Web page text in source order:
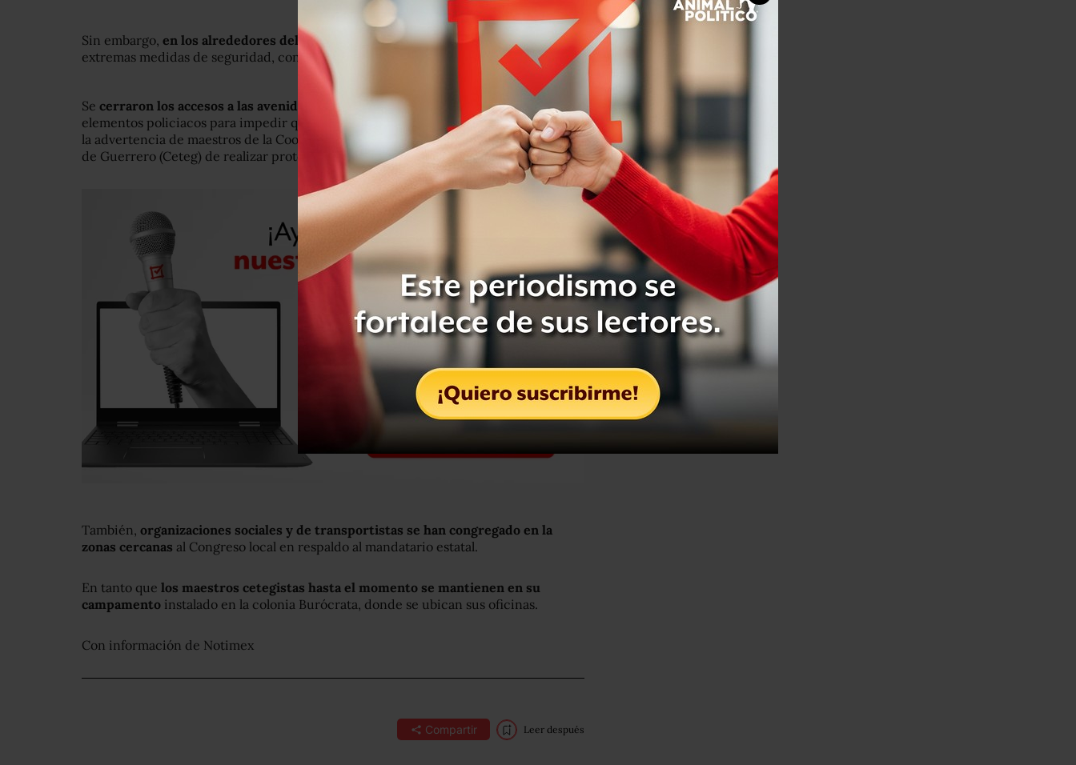
Sin embargo, en los alrededores del Congreso fue establecido un amplio cercocon
extremas medidas de seguridad, con más de 2 mil elementos antimotines.
Se cerraron los accesos a las avenidas Trebol y José Francisco Ruiz Massieupor
elementos policiacos para impedir que manifestantes irrumpan en la ceremonia tras
la advertencia de maestros de la Coordinadora Estatal de Trabajadores de Educación
de Guerrero (Ceteg) de realizar protestas.
También, organizaciones sociales y de transportistas se han congregado en la
zonas cercanas al Congreso local en respaldo al mandatario estatal.
En tanto que los maestros cetegistas hasta el momento se mantienen en su
campamento instalado en la colonia Burócrata, donde se ubican sus oficinas.
Con información de Notimex
Compartir Leer después